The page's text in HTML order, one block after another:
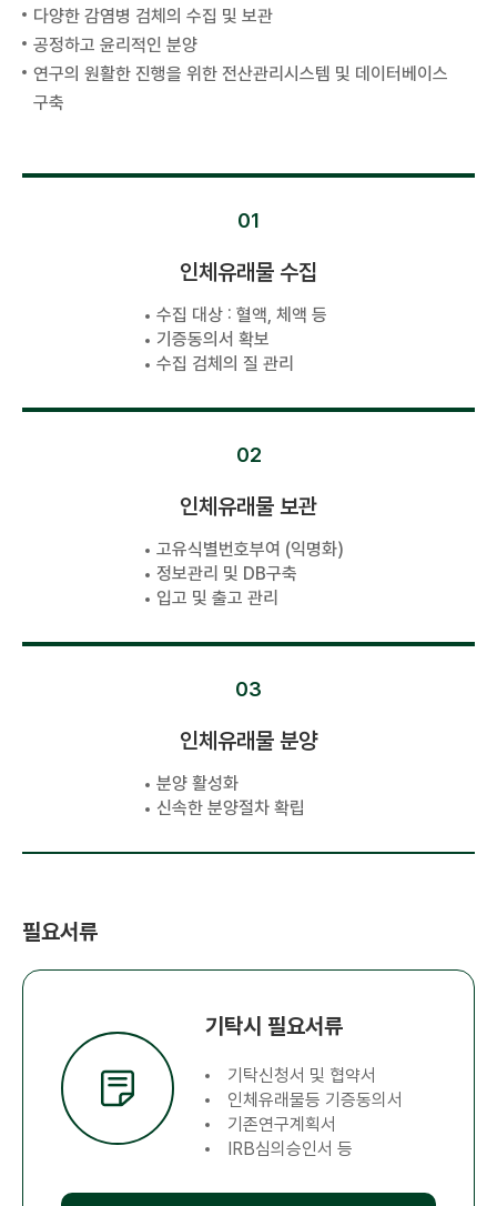
다양한 감염병 검체의 수집 및 보관
공정하고 윤리적인 분양
연구의 원활한 진행을 위한 전산관리시스템 및 데이터베이스
구축
01
인체유래물 수집
수집 대상 : 혈액, 체액 등
기증동의서 확보
수집 검체의 질 관리
02
인체유래물 보관
고유식별번호부여 (익명화)
정보관리 및 DB구축
입고 및 출고 관리
03
인체유래물 분양
분양 활성화
신속한 분양절차 확립
필요서류
기탁시 필요서류
기탁신청서 및 협약서
인체유래물등 기증동의서
기존연구계획서
IRB심의승인서 등